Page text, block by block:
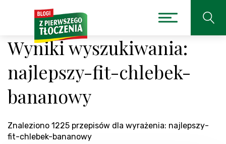
Wyniki wyszukiwania:
najlepszy-fit-chlebek-
bananowy
Znaleziono 1225 przepisów dla wyrażenia: najlepszy-
fit-chlebek-bananowy